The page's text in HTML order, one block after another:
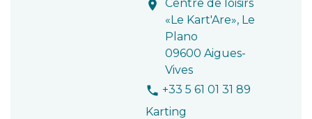
location_on
Centre de loisirs
«Le Kart'Are», Le
Plano
09600 Aigues-
Vives
phone +33 5 61 01 31 89
Karting